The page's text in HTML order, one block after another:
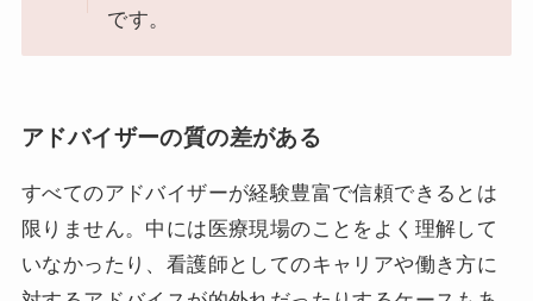
です。
アドバイザーの質の差がある
すべてのアドバイザーが経験豊富で信頼できるとは
限りません。中には医療現場のことをよく理解して
いなかったり、看護師としてのキャリアや働き方に